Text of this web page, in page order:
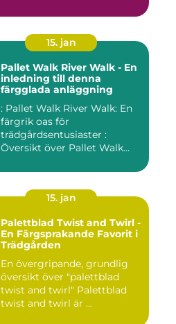
15. jan
Pallet Walk River Walk - En
inledning till denna
färgglada anläggning
: Pallet Walk River Walk: En
färgrik oas för
trädgårdsentusiaster :
Översikt över Pallet Walk
15. jan
Palettblad Twist and Twirl -
En Färgsprakande Favorit i
Trädgården
En övergripande, grundlig
översikt över "palettblad
twist and twirl" Palettblad
twist and twirl är ...